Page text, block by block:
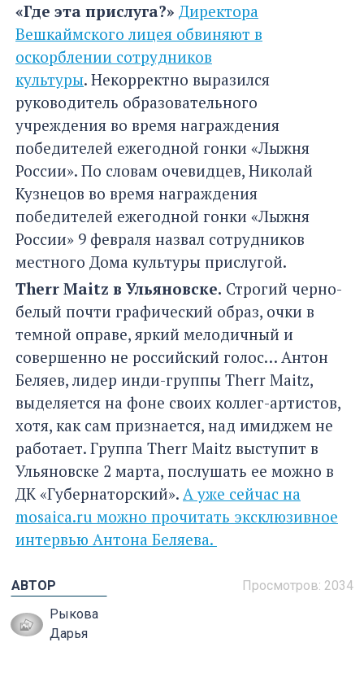
«Где эта прислуга?» Директора
Вешкаймского лицея обвиняют в
оскорблении сотрудников
культуры. Некорректно выразился
руководитель образовательного
учреждения во время награждения
победителей ежегодной гонки «Лыжня
России». По словам очевидцев, Николай
Кузнецов во время награждения
победителей ежегодной гонки «Лыжня
России» 9 февраля назвал сотрудников
местного Дома культуры прислугой.
Therr Maitz в Ульяновске. Строгий черно-
белый почти графический образ, очки в
темной оправе, яркий мелодичный и
совершенно не российский голос… Антон
Беляев, лидер инди-группы Therr Maitz,
выделяется на фоне своих коллег-артистов,
хотя, как сам признается, над имиджем не
работает. Группа Therr Maitz выступит в
Ульяновске 2 марта, послушать ее можно в
ДК «Губернаторский». А уже сейчас на
mosaica.ru можно прочитать эксклюзивное
интервью Антона Беляева.
Просмотров: 2034
АВТОР
Рыкова
Дарья